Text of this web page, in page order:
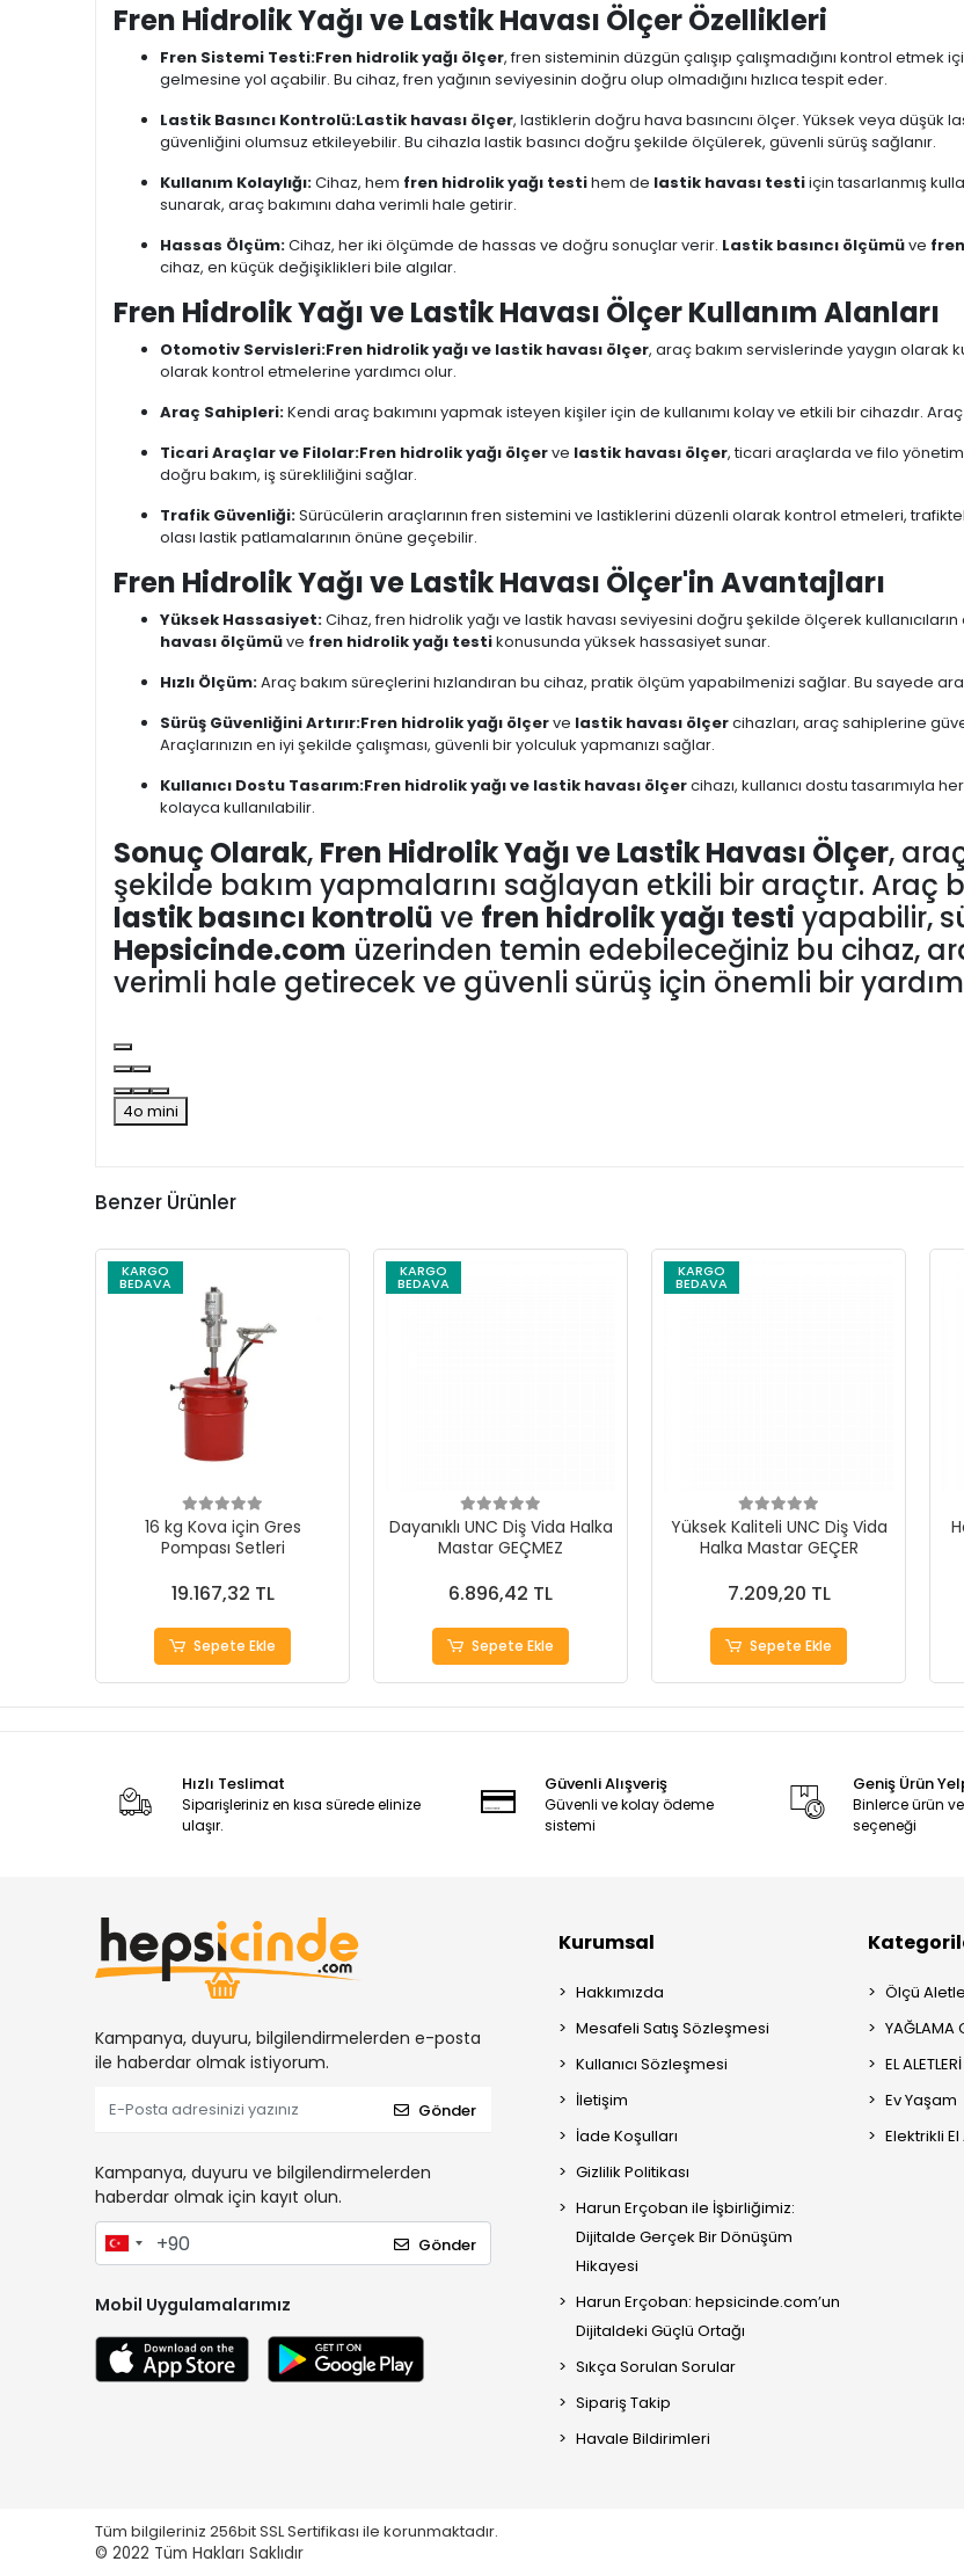
Fren Hidrolik Yağı ve Lastik Havası Ölçer Özellikleri
Fren Sistemi Testi:Fren hidrolik yağı ölçer, fren sisteminin düzgün çalışıp çalışmadığını kontrol etmek
gelmesine yol açabilir. Bu cihaz, fren yağının seviyesinin doğru olup olmadığını hızlıca tespit eder.
Lastik Basıncı Kontrolü:Lastik havası ölçer, lastiklerin doğru hava basıncını ölçer. Yüksek veya düşük
güvenliğini olumsuz etkileyebilir. Bu cihazla lastik basıncı doğru şekilde ölçülerek, güvenli sürüş sağlanır.
Kullanım Kolaylığı:Cihaz, hem fren hidrolik yağı testihem de lastik havası testiiçin tasarlanmış
sunarak, araç bakımını daha verimli hale getirir.
Hassas Ölçüm:Cihaz, her iki ölçümde de hassas ve doğru sonuçlar verir. Lastik basıncı ölçümüve
cihaz, en küçük değişiklikleri bile algılar.
Fren Hidrolik Yağı ve Lastik Havası Ölçer Kullanım Alanları
Otomotiv Servisleri:Fren hidrolik yağı ve lastik havası ölçer, araç bakım servislerinde yaygın olarak
olarak kontrol etmelerine yardımcı olur.
Araç Sahipleri:Kendi araç bakımını yapmak isteyen kişiler için de kullanımı kolay ve etkili bir cihazdır.
Ticari Araçlar ve Filolar:Fren hidrolik yağı ölçerve lastik havası ölçer, ticari araçlarda ve filo
doğru bakım, iş sürekliliğini sağlar.
Trafik Güvenliği:Sürücülerin araçlarının fren sistemini ve lastiklerini düzenli olarak kontrol etmeleri,
olası lastik patlamalarının önüne geçebilir.
Fren Hidrolik Yağı ve Lastik Havası Ölçer'in Avantajları
Yüksek Hassasiyet:Cihaz, fren hidrolik yağı ve lastik havası seviyesini doğru şekilde ölçerek
havası ölçümüve fren hidrolik yağı testikonusunda yüksek hassasiyet sunar.
Hızlı Ölçüm:Araç bakım süreçlerini hızlandıran bu cihaz, pratik ölçüm yapabilmenizi sağlar. Bu sayede
Sürüş Güvenliğini Artırır:Fren hidrolik yağı ölçerve lastik havası ölçercihazları, araç sahiplerine
Araçlarınızın en iyi şekilde çalışması, güvenli bir yolculuk yapmanızı sağlar.
Kullanıcı Dostu Tasarım:Fren hidrolik yağı ve lastik havası ölçercihazı, kullanıcı dostu tasarımıyla
kolayca kullanılabilir.
Sonuç Olarak, Fren Hidrolik Yağı ve Lastik Havası Ölçer,
şekilde bakım yapmalarını sağlayan etkili bir araçtır. Araç
lastik basıncı kontrolü ve fren hidrolik yağı testi yapabilir,
Hepsicinde.com üzerinden temin edebileceğiniz bu cihaz,
verimli hale getirecek ve güvenli sürüş için önemli bir
4o mini
Benzer Ürünler
KARGO
BEDAVA
16 kg Kova için Gres
Pompası Setleri
19.167,32 TL
Sepete Ekle
KARGO
BEDAVA
Dayanıklı UNC Diş Vida Halka
Mastar GEÇMEZ
6.896,42 TL
Sepete Ekle
KARGO
BEDAVA
Yüksek Kaliteli UNC Diş Vida
Halka Mastar GEÇER
7.209,20 TL
Sepete Ekle
Hızlı Teslimat
Siparişleriniz en kısa sürede elinize
ulaşır.
Güvenli Alışveriş
Güvenli ve kolay ödeme
sistemi
Geniş Ürün
Binlerce ürün
seçeneği
Kampanya, duyuru, bilgilendirmelerden e-posta
ile haberdar olmak istiyorum.
Gönder
Kampanya, duyuru ve bilgilendirmelerden
haberdar olmak için kayıt olun.
Gönder
Mobil Uygulamalarımız
Kurumsal
Hakkımızda
Mesafeli Satış Sözleşmesi
Kullanıcı Sözleşmesi
İletişim
İade Koşulları
Gizlilik Politikası
Harun Erçoban ile İşbirliğimiz:
Dijitalde Gerçek Bir Dönüşüm
Hikayesi
Harun Erçoban: hepsicinde.com’un
Dijitaldeki Güçlü Ortağı
Sıkça Sorulan Sorular
Sipariş Takip
Havale Bildirimleri
Ölçü
YAĞLAMA
EL ALETLERİ
Ev Yaşam
Elektrikli
Tüm bilgileriniz 256bit SSL Sertifikası ile korunmaktadır.
© 2022 Tüm Hakları Saklıdır